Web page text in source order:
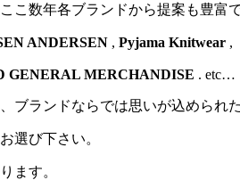
こ数年各ブランドから提案も豊富で
ANDERSEN , Pyjama Knitwear ,
GENERAL MERCHANDISE . etc…
ブランドならでは思いが込められ
選び下さい。
ます。